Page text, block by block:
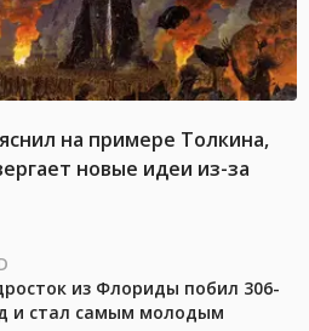
на примере Толкина,
новые идеи из-за
из Флориды побил 306-
и стал самым молодым